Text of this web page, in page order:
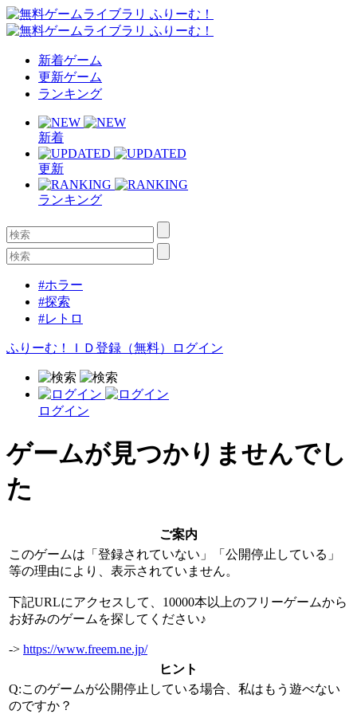
新着ゲーム
更新ゲーム
ランキング
新着
更新
ランキング
#ホラー
#探索
#レトロ
ふりーむ！ＩＤ登録（無料） ログイン
ログイン
ゲームが見つかりませんでし
た
ご案内
このゲームは「登録されていない」「公開停止している」
等の理由により、表示されていません。
下記URLにアクセスして、10000本以上のフリーゲームから
お好みのゲームを探してください♪
-> https://www.freem.ne.jp/
ヒント
Q:このゲームが公開停止している場合、私はもう遊べない
のですか？